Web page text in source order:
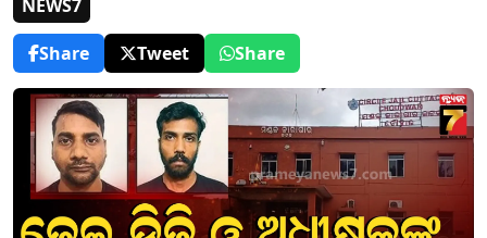
NEWS7
Share
Tweet Share